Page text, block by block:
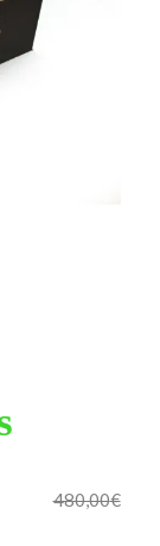
480,00€